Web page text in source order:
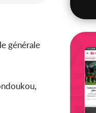
générale